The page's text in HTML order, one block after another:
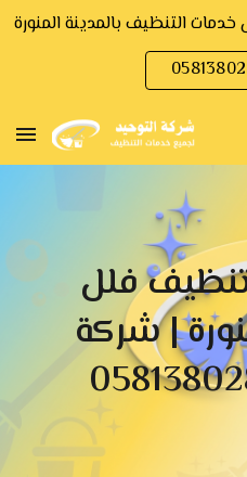
التنظيف بالمدينة المنورة
| شركة